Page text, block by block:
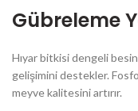
Gübreleme
Hıyar bitkisi dengeli
gelişimini destekler.
meyve kalitesini artırır.